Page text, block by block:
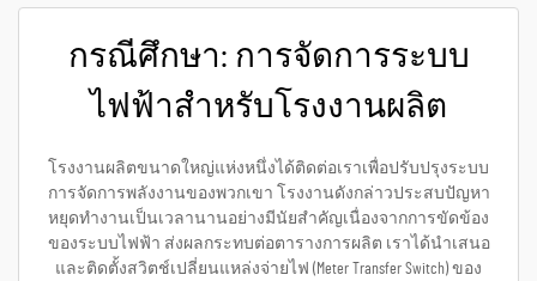
กรณีศึกษา: การจัดการระบบ
ไฟฟ้าสำหรับโรงงานผลิต
โรงงานผลิตขนาดใหญ่แห่งหนึ่งได้ติดต่อเราเพื่อปรับปรุงระบบ
การจัดการพลังงานของพวกเขา โรงงานดังกล่าวประสบปัญหา
หยุดทำงานเป็นเวลานานอย่างมีนัยสำคัญเนื่องจากการขัดข้อง
ของระบบไฟฟ้า ส่งผลกระทบต่อตารางการผลิต เราได้นำเสนอ
และติดตั้งสวิตช์เปลี่ยนแหล่งจ่ายไฟ (Meter Transfer Switch) ของ